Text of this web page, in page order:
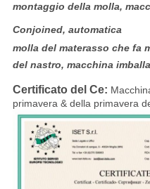
montaggio della molla,
Conjoined, automatica
molla del materasso che fa
del nastro, macchina
Certificato del Ce:
primavera & della primavera